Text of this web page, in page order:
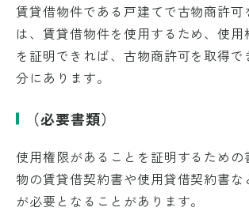
賃貸借物件である戸建てで古物商許
は、賃貸借物件を使用するため、使用
を証明できれば、古物商許可を取得
分にあります。
（必要書類）
使用権限があることを証明するための
物の賃貸借契約書や使用貸借契約書な
が必要となることがあります。